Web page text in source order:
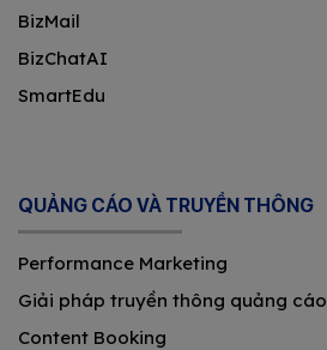
BizMail
BizChatAI
SmartEdu
QUẢNG CÁO VÀ TRUYỀN THÔNG
Performance Marketing
Giải pháp truyền thông quảng cáo
Content Booking